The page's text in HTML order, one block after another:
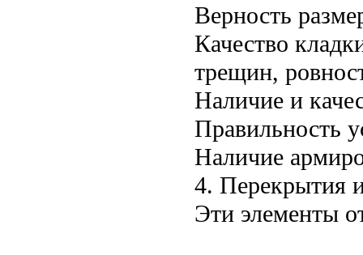
Верность
Качество
трещин,
Наличие и
Правильность
Наличие
4. Перекрытия
Эти элементы